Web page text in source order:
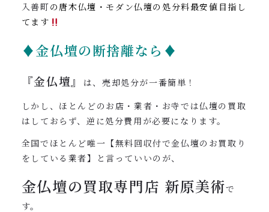
入善町の唐木仏壇・モダン仏壇の処分料最安値目指し
てます
♦金仏壇の断捨離なら♦
『金仏壇』
は、売却処分が一番簡単！
しかし、ほとんどのお店・業者・お寺では仏壇の買取
はしておらず、逆に処分費用が必要になります。
全国でほとんど唯一【無料回収付で金仏壇のお買取り
をしている業者】と言っていいのが、
金仏壇の買取専門店 新原美術で
す。